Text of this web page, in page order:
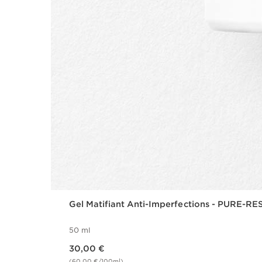
Gel Matifiant Anti-Imperfections - PURE-
50 ml
30,00 €